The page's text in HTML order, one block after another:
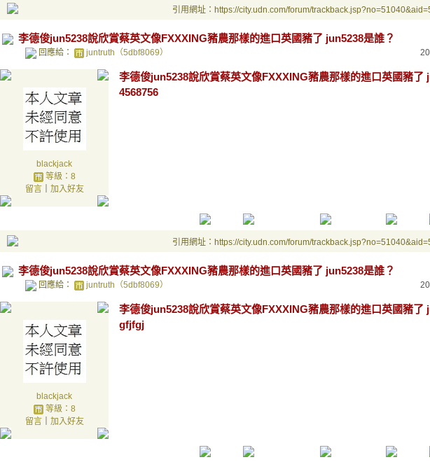
引用網址：https://city.udn.com/forum/
李德俊jun5238說欣賞蔡英文像FXXXING豬農那樣的進口英國豬了 jun5238是誰？
回應給： juntruth（5dbf8069）
blackjack
等級：8
留言｜ 加入好友
李德俊jun5238說欣賞蔡英文像FXXXING豬農那樣的進口英國豬了
4568756
引用網址：https://city.udn.com/forum/
李德俊jun5238說欣賞蔡英文像FXXXING豬農那樣的進口英國豬了 jun5238是誰？
回應給： juntruth（5dbf8069）
blackjack
等級：8
留言｜ 加入好友
李德俊jun5238說欣賞蔡英文像FXXXING豬農那樣的進口英國豬了
gfjfgj